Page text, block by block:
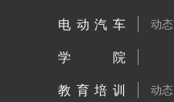
电动汽车 动态
学院
教育培训 动态